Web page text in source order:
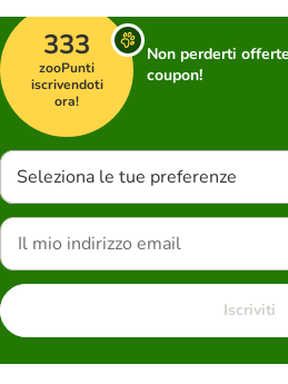
333
zooPunti
iscrivendoti
ora!
Non perderti
coupon!
Seleziona le tue preferenze
Iscriviti